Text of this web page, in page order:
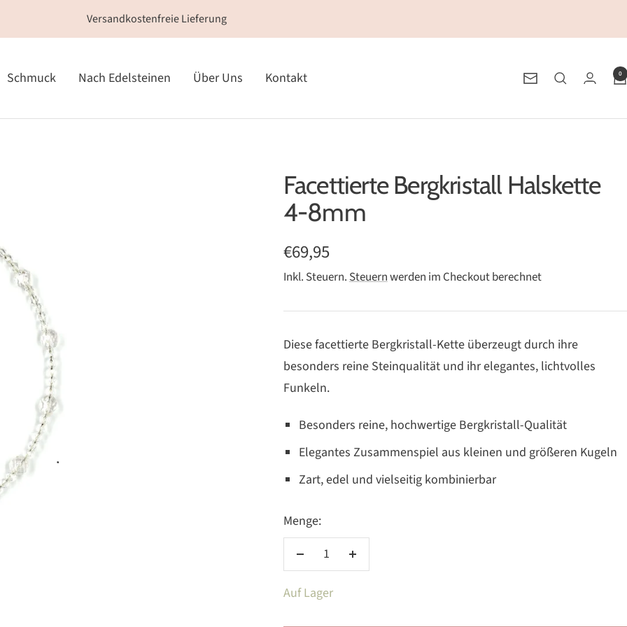
Versandkostenfreie Lieferung
Schmuck Nach Edelsteinen Über Uns Kontakt Newsletter
0
Facettierte Bergkristall Halskette
4-8mm
Angebotspreis
€69,95
Inkl. Steuern.Steuernwerden im Checkout berechnet
Diese facettierte Bergkristall-Kette überzeugt durch ihre
besonders reine Steinqualität und ihr elegantes, lichtvolles
Funkeln.
Besonders reine, hochwertige Bergkristall-Qualität
Elegantes Zusammenspiel aus kleinen und größeren Kugeln
Zart, edel und vielseitig kombinierbar
Menge:
verringern
Auf Lager